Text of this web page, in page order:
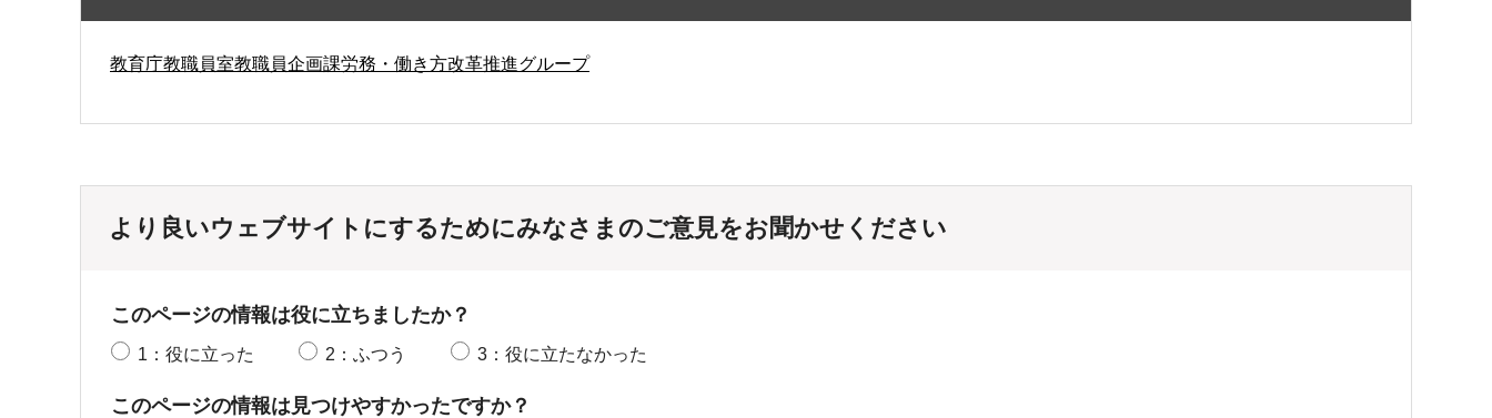
教育庁教職員室教職員企画課労務・働き方改革推進グループ
より良いウェブサイトにするためにみなさまのご意見をお聞かせください
このページの情報は役に立ちましたか？
1：役に立った 2：ふつう 3：役に立たなかった
このページの情報は見つけやすかったですか？